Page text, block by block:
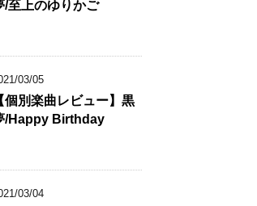
/至上のゆりかご
03/05
個別楽曲レビュー】黒
/Happy Birthday
03/04